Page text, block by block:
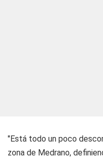
"Está todo un poco
zona de Medrano,